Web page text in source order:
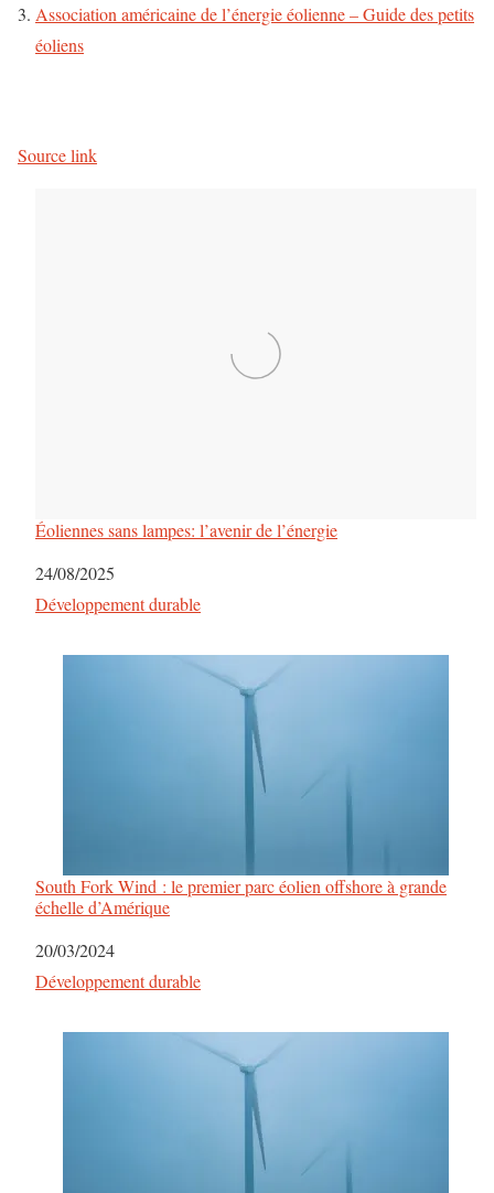
Association américaine de l’énergie éolienne – Guide des petits
éoliens
Source link
Éoliennes sans lampes: l’avenir de l’énergie
Date
24/08/2025
Par rapport à
Développement durable
South Fork Wind : le premier parc éolien offshore à grande
échelle d’Amérique
Date
20/03/2024
Par rapport à
Développement durable